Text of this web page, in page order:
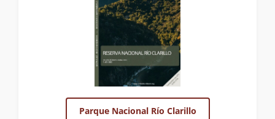
Parque Nacional Río Clarillo